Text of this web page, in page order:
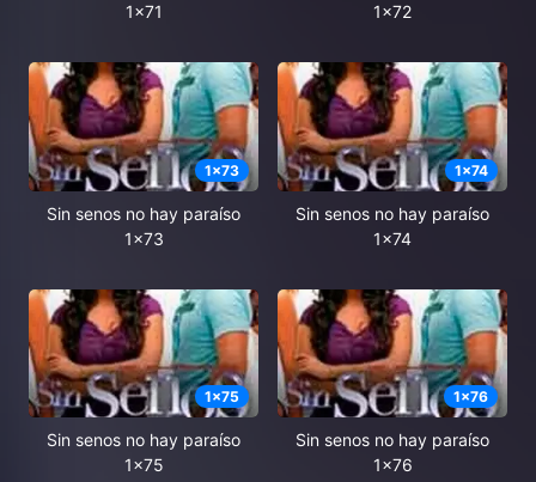
1x71
1x72
1x73
Sin senos no hay paraíso
1x73
1x74
Sin senos no hay paraíso
1x74
1x75
Sin senos no hay paraíso
1x75
1x76
Sin senos no hay paraíso
1x76